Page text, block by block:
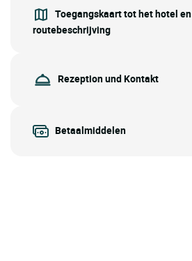
Toegangskaart tot het hotel en
routebeschrijving
Rezeption und Kontakt
Betaalmiddelen